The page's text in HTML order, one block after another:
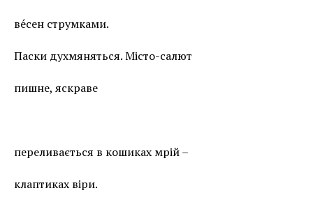
ве́сен струмками.
Паски духмяняться. Місто-салют
пишне, яскраве
переливається в кошиках мрій –
клаптиках віри.